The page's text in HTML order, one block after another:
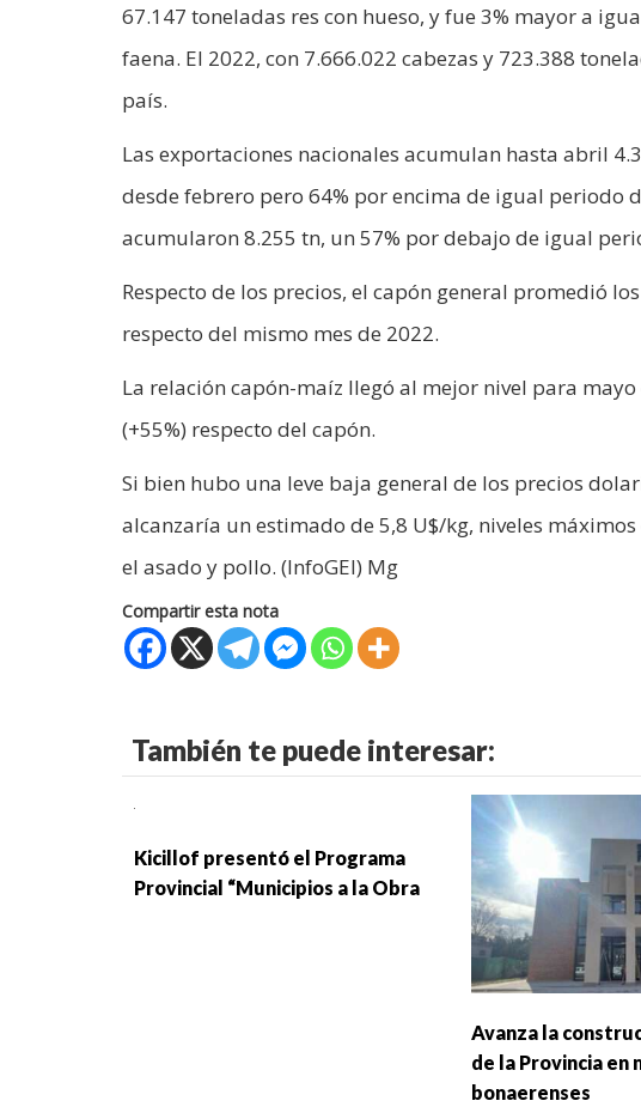
67.147 toneladas res con hueso, y fue 3% mayor a
faena. El 2022, con 7.666.022 cabezas y 723.388
país.
Las exportaciones nacionales acumulan hasta abril
desde febrero pero 64% por encima de igual periodo
acumularon 8.255 tn, un 57% por debajo de igual
Respecto de los precios, el capón general promedió
respecto del mismo mes de 2022.
La relación capón-maíz llegó al mejor nivel para
(+55%) respecto del capón.
Si bien hubo una leve baja general de los precios
alcanzaría un estimado de 5,8 U$/kg, niveles
el asado y pollo. (InfoGEI) Mg
Compartir esta nota
También te puede interesar:
Kicillof presentó el Programa
Provincial “Municipios a la Obra
Avanza la
de la Provincia en
bonaerenses